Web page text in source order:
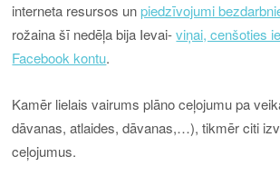
interneta resursos unpiedzīvojumi
rožaina šī nedēļa bija Ievai-viņai, cenšoties
Facebook kontu.
Kamēr lielais vairums plāno ceļojumu pa
dāvanas, atlaides, dāvanas,…), tikmēr citi
ceļojumus.